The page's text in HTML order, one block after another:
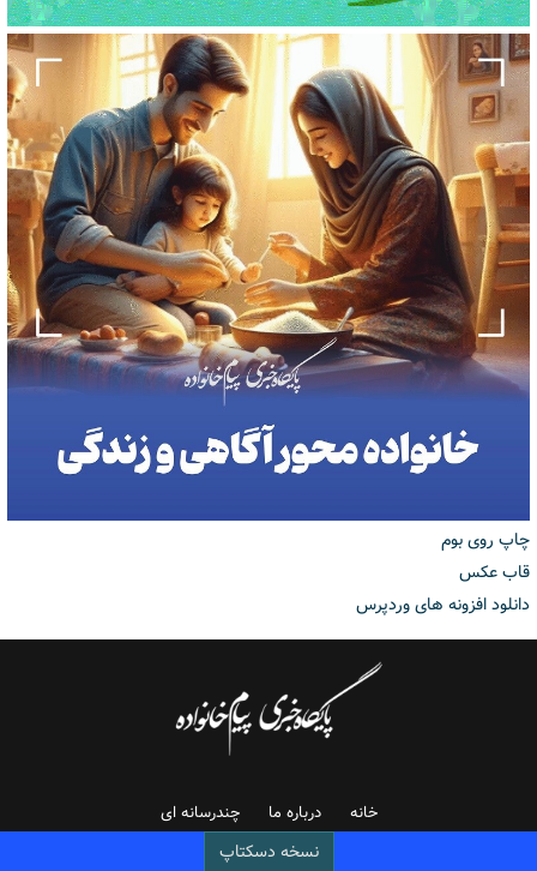
چاپ روی بوم
قاب عکس
دانلود افزونه های وردپرس
خانه درباره ما چندرسانه ای
نسخه دسکتاپ